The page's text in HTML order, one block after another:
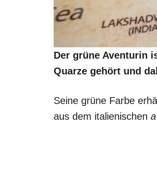
Der grüne Aventurin
Quarze gehört und
Seine grüne Farbe
aus dem italienischen